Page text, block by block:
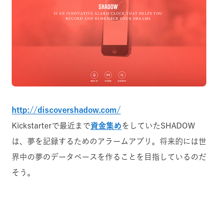
http://discovershadow.com/
Kickstarterで最近まで資金集めをしていたSHADOW
は、夢を記録するためのアラームアプリ。将来的には世
界中の夢のデータベースを作ることを目指しているのだ
そう。